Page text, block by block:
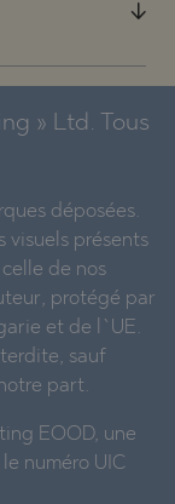
» Ltd. Tous
déposées.
visuels présents
de nos
protégé par
et de l`UE.
sauf
part.
EOOD, une
numéro UIC